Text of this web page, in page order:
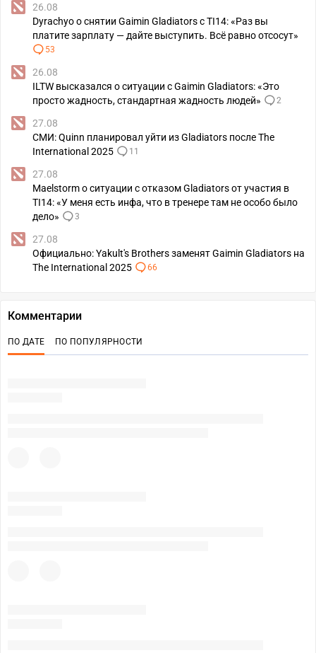
26.08
Dyrachyo о снятии Gaimin Gladiators с TI14: «Раз вы
платите зарплату — дайте выступить. Всё равно отсосут»
53
26.08
ILTW высказался о ситуации с Gaimin Gladiators: «Это
просто жадность, стандартная жадность людей»
2
27.08
СМИ: Quinn планировал уйти из Gladiators после The
International 2025
11
27.08
Maelstorm о ситуации с отказом Gladiators от участия в
TI14: «У меня есть инфа, что в тренере там не особо было
дело»
3
27.08
Официально: Yakult's Brothers заменят Gaimin Gladiators на
The International 2025
66
Комментарии
ПО ДАТЕ ПО ПОПУЛЯРНОСТИ